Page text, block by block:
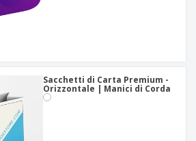
Sacchetti di Carta Premium -
Orizzontale | Manici di Corda